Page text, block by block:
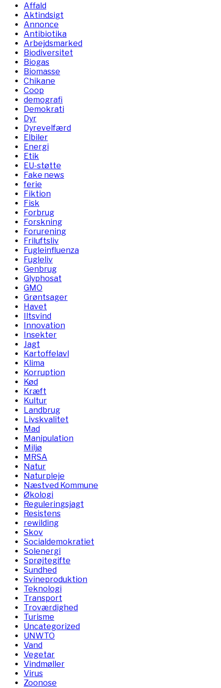
Affald
Aktindsigt
Annonce
Antibiotika
Arbejdsmarked
Biodiversitet
Biogas
Biomasse
Chikane
Coop
demografi
Demokrati
Dyr
Dyrevelfærd
Elbiler
Energi
Etik
EU-støtte
Fake news
ferie
Fiktion
Fisk
Forbrug
Forskning
Forurening
Friluftsliv
Fugleinfluenza
Fugleliv
Genbrug
Glyphosat
GMO
Grøntsager
Havet
Iltsvind
Innovation
Insekter
Jagt
Kartoffelavl
Klima
Korruption
Kød
Kræft
Kultur
Landbrug
Livskvalitet
Mad
Manipulation
Miljø
MRSA
Natur
Naturpleje
Næstved Kommune
Økologi
Reguleringsjagt
Resistens
rewilding
Skov
Socialdemokratiet
Solenergi
Sprøjtegifte
Sundhed
Svineproduktion
Teknologi
Transport
Troværdighed
Turisme
Uncategorized
UNWTO
Vand
Vegetar
Vindmøller
Virus
Zoonose